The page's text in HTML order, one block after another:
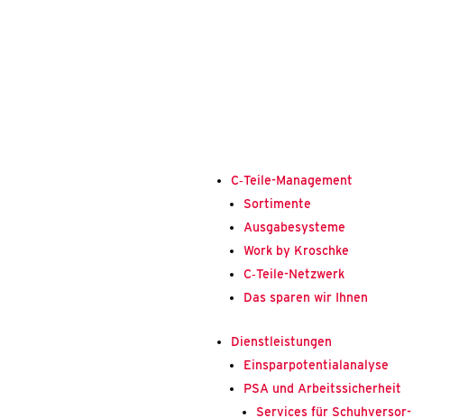
C‑Tei­­le-Mana­ge­­ment
Sor­ti­men­te
Aus­ga­be­sys­te­me
Work by Krosch­ke
C‑Tei­­le-Net­z­­werk
Das spa­ren wir Ihnen
Dienst­leis­tun­gen
Ein­spar­po­ten­ti­al­ana­ly­se
PSA und Arbeits­si­cher­heit
Ser­vices für Schuh­ver­sor­